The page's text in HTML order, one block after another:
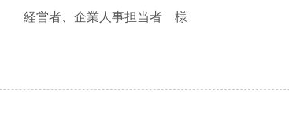
経営者、企業人事担当者 様